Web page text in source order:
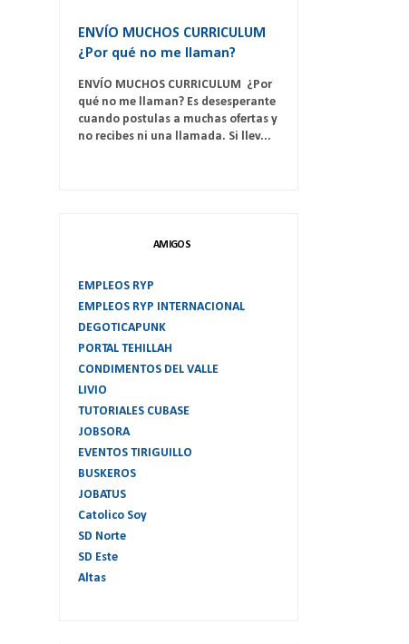
ENVÍO MUCHOS CURRICULUM
¿Por qué no me llaman?
ENVÍO MUCHOS CURRICULUM ¿Por
qué no me llaman? Es desesperante
cuando postulas a muchas ofertas y
no recibes ni una llamada. Si llev...
AMIGOS
EMPLEOS RYP
EMPLEOS RYP INTERNACIONAL
DEGOTICAPUNK
PORTAL TEHILLAH
CONDIMENTOS DEL VALLE
LIVIO
TUTORIALES CUBASE
JOBSORA
EVENTOS TIRIGUILLO
BUSKEROS
JOBATUS
Catolico Soy
SD Norte
SD Este
Altas